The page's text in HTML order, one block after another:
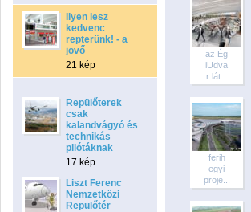
Ilyen lesz
kedvenc
repterünk! - a
jövő
21 kép
Repülőterek
csak
kalandvágyó és
technikás
pilótáknak
17 kép
Liszt Ferenc
Nemzetközi
Repülőtér
az Ég
iUdva
r lát...
ferih
egyi
proje...